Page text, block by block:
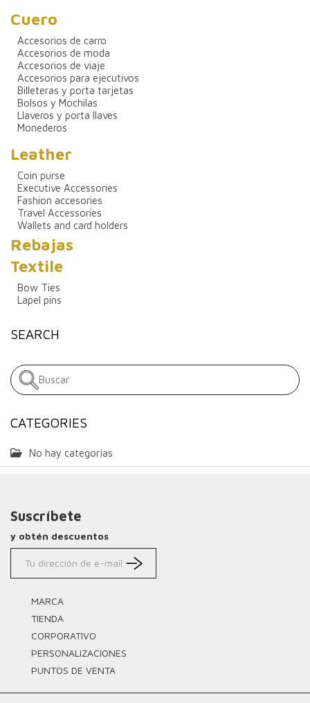
Cuero
Accesorios de carro
Accesorios de moda
Accesorios de viaje
Accesorios para ejecutivos
Billeteras y porta tarjetas
Bolsos y Mochilas
Llaveros y porta llaves
Monederos
Leather
Coin purse
Executive Accessories
Fashion accesories
Travel Accessories
Wallets and card holders
Rebajas
Textile
Bow Ties
Lapel pins
SEARCH
CATEGORIES
No hay categorías
Suscríbete
y obtén descuentos
MARCA
TIENDA
CORPORATIVO
PERSONALIZACIONES
PUNTOS DE VENTA